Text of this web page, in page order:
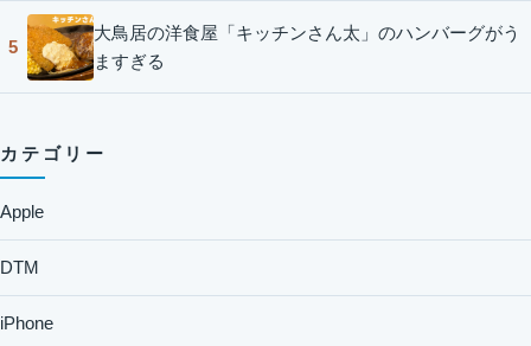
5
大鳥居の洋食屋「キッチンさん太」のハンバーグがう
ますぎる
カテゴリー
Apple
DTM
iPhone